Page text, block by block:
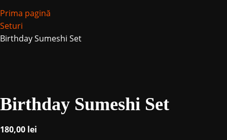
Prima pagină
Seturi
Birthday Sumeshi Set
Birthday Sumeshi Set
180,00 lei